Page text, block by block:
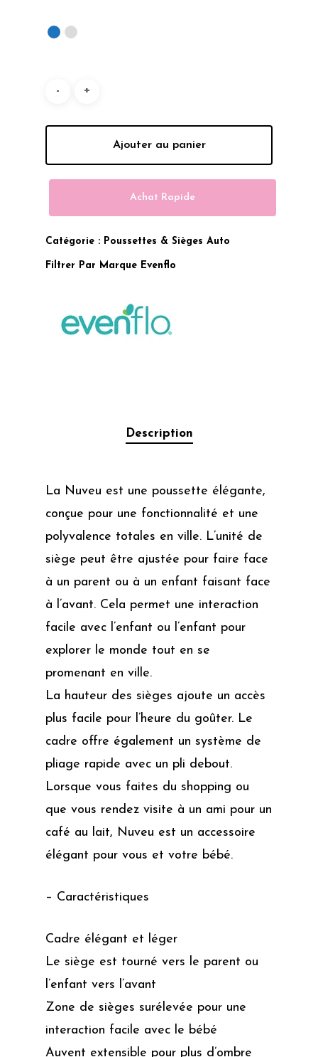
Ajouter au panier
Achat Rapide
Catégorie : Poussettes & Sièges Auto
Filtrer Par Marque Evenflo
Description
La Nuveu est une poussette élégante,
conçue pour une fonctionnalité et une
polyvalence totales en ville. L’unité de
siège peut être ajustée pour faire face
à un parent ou à un enfant faisant face
à l’avant. Cela permet une interaction
facile avec l’enfant ou l’enfant pour
explorer le monde tout en se
promenant en ville.
La hauteur des sièges ajoute un accès
plus facile pour l’heure du goûter. Le
cadre offre également un système de
pliage rapide avec un pli debout.
Lorsque vous faites du shopping ou
que vous rendez visite à un ami pour un
café au lait, Nuveu est un accessoire
élégant pour vous et votre bébé.
– Caractéristiques
Cadre élégant et léger
Le siège est tourné vers le parent ou
l’enfant vers l’avant
Zone de sièges surélevée pour une
interaction facile avec le bébé
Auvent extensible pour plus d’ombre